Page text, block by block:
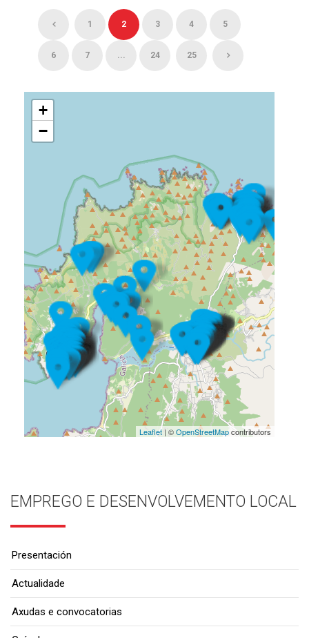
1 2 3 4 5
6 7 ... 24 25
+
−
Leaflet| ©OpenStreetMapcontributors
EMPREGO E DESENVOLVEMENTO LOCAL
Presentación
Actualidade
Axudas e convocatorias